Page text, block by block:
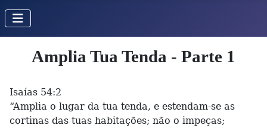
Amplia Tua Tenda - Parte 1
Isaías 54:2
“Amplia o lugar da tua tenda, e estendam-se as
cortinas das tuas habitações; não o impeças;